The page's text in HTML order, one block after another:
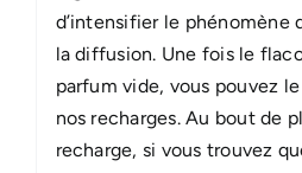
d’intensifier le phénomène
la diffusion. Une fois le
parfum vide, vous pouvez
nos recharges. Au bout de
recharge, si vous trouvez